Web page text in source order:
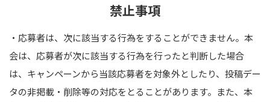
禁止事項
・応募者は、次に該当する行為をすることができません。本
会は、応募者が次に該当する行為を行ったと判断した場合
は、キャンペーンから当該応募者を対象外としたり、投稿デー
タの非掲載・削除等の対応をとることがあります。また、本